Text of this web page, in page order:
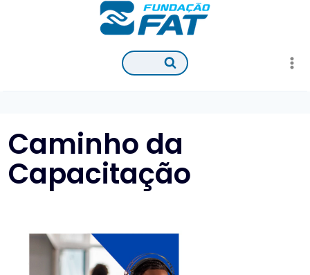
Caminho da
Capacitação